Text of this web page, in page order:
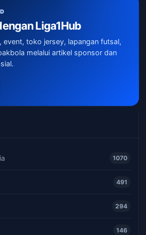
Liga1Hub
event, toko jersey, lapangan futsal,
melalui artikel sponsor dan
1070
491
294
146